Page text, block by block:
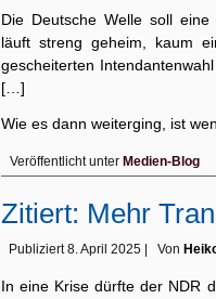
Die Deutsche Welle soll
läuft streng geheim, kaum
gescheiterten
[…]
Wie es dann weiterging, ist
Veröffentlicht unter Medien-Blog
Zitiert: Mehr
Publiziert 8. April 2025 Von
In eine Krise dürfte der NDR